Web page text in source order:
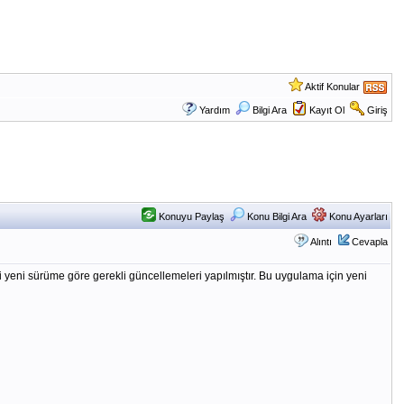
Aktif Konular
Yardım Bilgi Ara Kayıt Ol Giriş
Konuyu Paylaş Konu Bilgi Ara Konu Ayarları
Alıntı Cevapla
sürüme göre gerekli güncellemeleri yapılmıştır. Bu uygulama için yeni